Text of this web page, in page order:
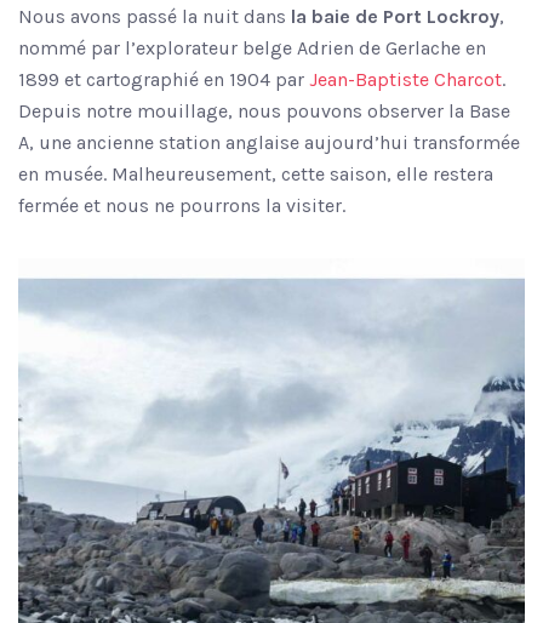
Nous avons passé la nuit dans la baie de Port Lockroy,
nommé par l’explorateur belge Adrien de Gerlache en
1899 et cartographié en 1904 par Jean-Baptiste Charcot.
Depuis notre mouillage, nous pouvons observer la Base
A, une ancienne station anglaise aujourd’hui transformée
en musée. Malheureusement, cette saison, elle restera
fermée et nous ne pourrons la visiter.